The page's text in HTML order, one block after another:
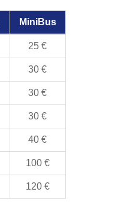
MiniBus
25 €
30 €
30 €
30 €
40 €
100 €
120 €